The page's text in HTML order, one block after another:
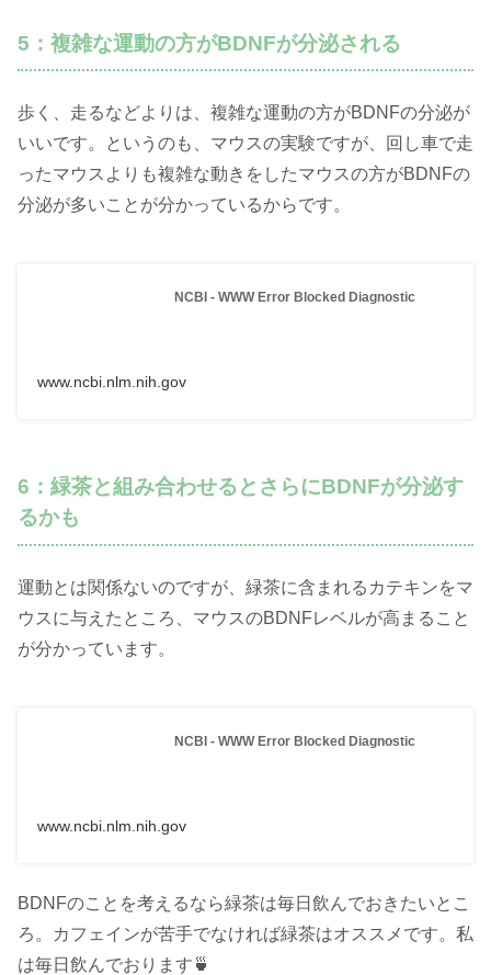
5：複雑な運動の方がBDNFが分泌される
歩く、走るなどよりは、複雑な運動の方がBDNFの分泌が
いいです。というのも、マウスの実験ですが、回し車で走
ったマウスよりも複雑な動きをしたマウスの方がBDNFの
分泌が多いことが分かっているからです。
NCBI - WWW Error Blocked Diagnostic
www.ncbi.nlm.nih.gov
6：緑茶と組み合わせるとさらにBDNFが分泌す
るかも
運動とは関係ないのですが、緑茶に含まれるカテキンをマ
ウスに与えたところ、マウスのBDNFレベルが高まること
が分かっています。
NCBI - WWW Error Blocked Diagnostic
www.ncbi.nlm.nih.gov
BDNFのことを考えるなら緑茶は毎日飲んでおきたいとこ
ろ。カフェインが苦手でなければ緑茶はオススメです。私
は毎日飲んでおります🍵